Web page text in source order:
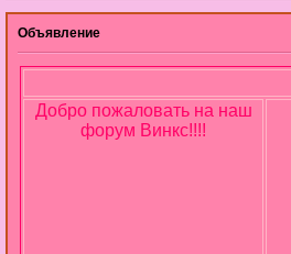
Объявление
Добро пожаловать на наш
форум Винкс!!!!